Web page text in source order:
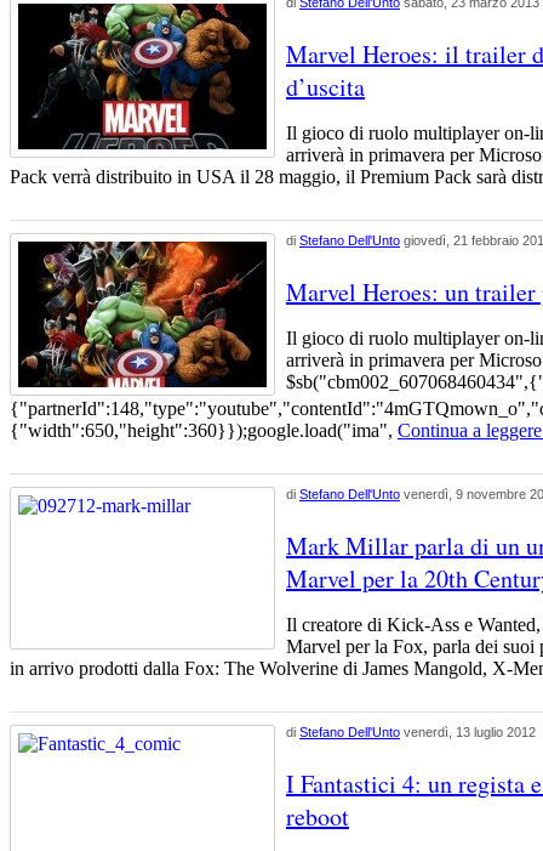
Marvel Heroes: il trailer
d’uscita
Il gioco di ruolo multiplayer on-
arriverà in primavera per
Pack verrà distribuito in USA il 28 maggio, il Premium Pack sarà
di Stefano Dell'Unto giovedì, 21 febbraio
Marvel Heroes: un
Il gioco di ruolo multiplayer on-
arriverà in primavera per
{"width":650,"height":360}});google.load("ima", Continua a
di Stefano Dell'Unto venerdì, 9 novembre
Mark Millar parla di un
Marvel per la 20th
Il creatore di Kick-Ass e
Marvel per la Fox, parla dei
in arrivo prodotti dalla Fox: The Wolverine di James Mangold, X-
di Stefano Dell'Unto venerdì, 13 luglio 2012
I Fantastici 4: un regista
reboot